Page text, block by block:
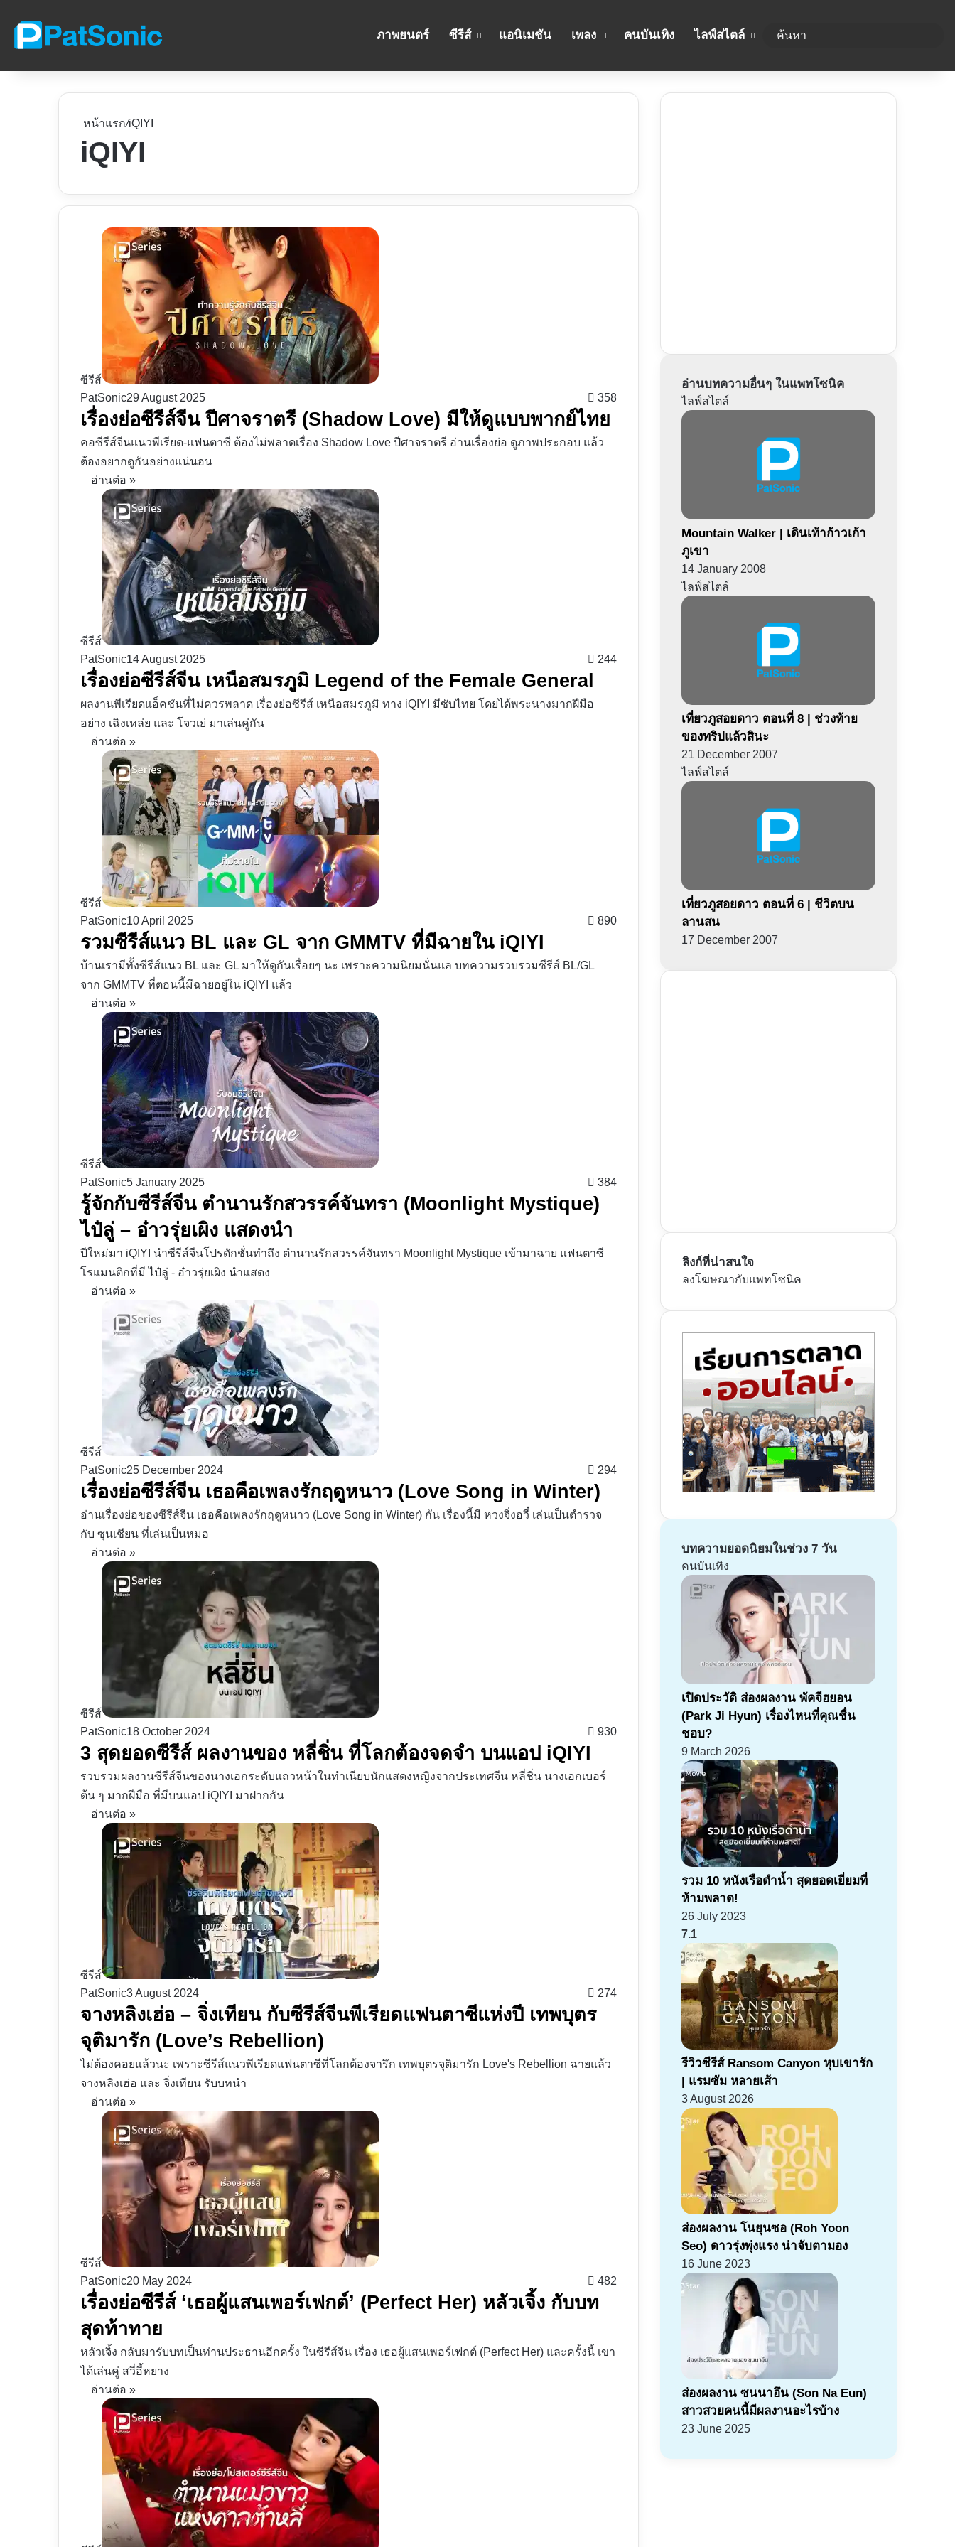
ภาพยนตร์ ซีรีส์ แอนิเมชัน เพลง คนบันเทิง ไลฟ์สไตล์
หน้าแรก/iQIYI
iQIYI
ซีรีส์
PatSonic29 August 2025 358
เรื่องย่อซีรีส์จีน ปีศาจราตรี (Shadow Love) มีให้ดูแบบพากย์ไทย
คอซีรีส์จีนแนวพีเรียด-แฟนตาซี ต้องไม่พลาดเรื่อง Shadow Love ปีศาจราตรี อ่านเรื่องย่อ ดูภาพประกอบ แล้ว
ต้องอยากดูกันอย่างแน่นอน
อ่านต่อ »
ซีรีส์
PatSonic14 August 2025 244
เรื่องย่อซีรีส์จีน เหนือสมรภูมิ Legend of the Female General
ผลงานพีเรียดแอ็คชันที่ไม่ควรพลาด เรื่องย่อซีรีส์ เหนือสมรภูมิ ทาง iQIYI มีซับไทย โดยได้พระนางมากฝีมือ
อย่าง เฉิงเหล่ย และ โจวเย่ มาเล่นคู่กัน
อ่านต่อ »
ซีรีส์
PatSonic10 April 2025 890
รวมซีรีส์แนว BL และ GL จาก GMMTV ที่มีฉายใน iQIYI
บ้านเรามีทั้งซีรีส์แนว BL และ GL มาให้ดูกันเรื่อยๆ นะ เพราะความนิยมนั่นแล บทความรวบรวมซีรีส์ BL/GL
จาก GMMTV ที่ตอนนี้มีฉายอยู่ใน iQIYI แล้ว
อ่านต่อ »
ซีรีส์
PatSonic5 January 2025 384
รู้จักกับซีรีส์จีน ตำนานรักสวรรค์จันทรา (Moonlight Mystique)
ไป๋ลู่ – อ๋าวรุ่ยเผิง แสดงนำ
ปีใหม่มา iQIYI นำซีรีส์จีนโปรดักชั่นทำถึง ตำนานรักสวรรค์จันทรา Moonlight Mystique เข้ามาฉาย แฟนตาซี
โรแมนติกที่มี ไป๋ลู่ - อ๋าวรุ่ยเผิง นำแสดง
อ่านต่อ »
ซีรีส์
PatSonic25 December 2024 294
เรื่องย่อซีรีส์จีน เธอคือเพลงรักฤดูหนาว (Love Song in Winter)
อ่านเรื่องย่อของซีรีส์จีน เธอคือเพลงรักฤดูหนาว (Love Song in Winter) กัน เรื่องนี้มี หวงจิ่งอวี๋ เล่นเป็นตำรวจ
กับ ซุนเชียน ที่เล่นเป็นหมอ
อ่านต่อ »
ซีรีส์
PatSonic18 October 2024 930
3 สุดยอดซีรีส์ ผลงานของ หลี่ชิ่น ที่โลกต้องจดจำ บนแอป iQIYI
รวบรวมผลงานซีรีส์จีนของนางเอกระดับแถวหน้าในทำเนียบนักแสดงหญิงจากประเทศจีน หลี่ชิ่น นางเอกเบอร์
ต้น ๆ มากฝีมือ ที่มีบนแอป iQIYI มาฝากกัน
อ่านต่อ »
ซีรีส์
PatSonic3 August 2024 274
จางหลิงเฮ่อ – จิ่งเทียน กับซีรีส์จีนพีเรียดแฟนตาซีแห่งปี เทพบุตร
จุติมารัก (Love’s Rebellion)
ไม่ต้องคอยแล้วนะ เพราะซีรีส์แนวพีเรียดแฟนตาซีที่โลกต้องจารึก เทพบุตรจุติมารัก Love's Rebellion ฉายแล้ว
จางหลิงเฮ่อ และ จิ่งเทียน รับบทนำ
อ่านต่อ »
ซีรีส์
PatSonic20 May 2024 482
เรื่องย่อซีรีส์ ‘เธอผู้แสนเพอร์เฟกต์’ (Perfect Her) หลัวเจิ้ง กับบท
สุดท้าทาย
หลัวเจิ้ง กลับมารับบทเป็นท่านประธานอีกครั้ง ในซีรีส์จีน เรื่อง เธอผู้แสนเพอร์เฟกต์ (Perfect Her) และครั้งนี้ เขา
ได้เล่นคู่ สวี่อี้หยาง
อ่านต่อ »
อ่านบทความอื่นๆ ในแพทโซนิค
ไลฟ์สไตล์
Mountain Walker | เดินเท้าก้าวเก้า
ภูเขา
14 January 2008
ไลฟ์สไตล์
เที่ยวภูสอยดาว ตอนที่ 8 | ช่วงท้าย
ของทริปแล้วสินะ
21 December 2007
ไลฟ์สไตล์
เที่ยวภูสอยดาว ตอนที่ 6 | ชีวิตบน
ลานสน
17 December 2007
ลิงก์ที่น่าสนใจ
ลงโฆษณากับแพทโซนิค
บทความยอดนิยมในช่วง 7 วัน
คนบันเทิง
เปิดประวัติ ส่องผลงาน พัคจีฮยอน
(Park Ji Hyun) เรื่องไหนที่คุณชื่น
ชอบ?
9 March 2026
รวม 10 หนังเรือดำน้ำ สุดยอดเยี่ยมที่
ห้ามพลาด!
26 July 2023
7.1
รีวิวซีรีส์ Ransom Canyon หุบเขารัก
| แรมซัม หลายเส้า
3 August 2026
ส่องผลงาน โนยุนซอ (Roh Yoon
Seo) ดาวรุ่งพุ่งแรง น่าจับตามอง
16 June 2023
ส่องผลงาน ซนนาอึน (Son Na Eun)
สาวสวยคนนี้มีผลงานอะไรบ้าง
23 June 2025